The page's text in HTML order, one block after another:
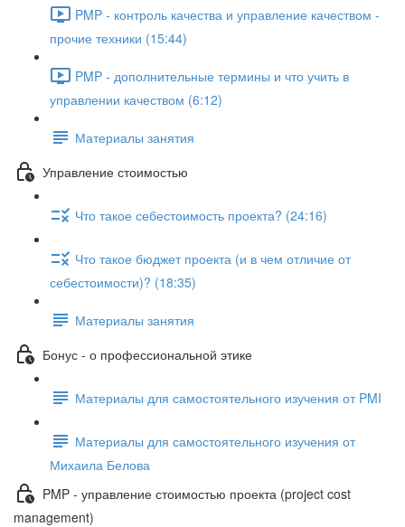
PMP - контроль качества и управление качеством -
прочие техники (15:44)
PMP - дополнительные термины и что учить в
управлении качеством (6:12)
Материалы занятия
Управление стоимостью
Что такое себестоимость проекта? (24:16)
Что такое бюджет проекта (и в чем отличие от
себестоимости)? (18:35)
Материалы занятия
Бонус - о профессиональной этике
Материалы для самостоятельного изучения от PMI
Материалы для самостоятельного изучения от
Михаила Белова
PMP - управление стоимостью проекта (project cost
management)